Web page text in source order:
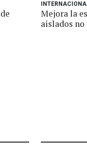
Mejora la
aislados